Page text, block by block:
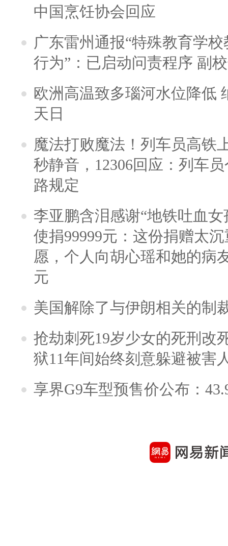
中国烹饪协会回应
广东雷州通报“特殊教育学
行为”：已启动问责程序 副
欧洲高温致多瑙河水位降低
天日
魔法打败魔法！列车员高铁
秒静音，12306回应：列车
路规定
李亚鹏含泪感谢“地铁吐血
使捐99999元：这份捐赠太
愿，个人向胡心瑶和她的病
元
美国解除了与伊朗相关的制
抢劫刺死19岁少女的死刑改
狱11年间始终刻意躲避被害
享界G9车型预售价公布：